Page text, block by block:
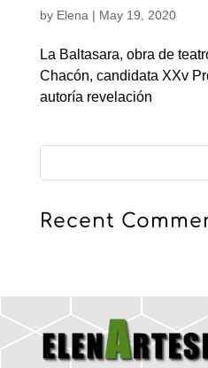
by Elena | May 19, 2020
La Baltasara, obra de
Chacón, candidata XXv
autoría revelación
Recent